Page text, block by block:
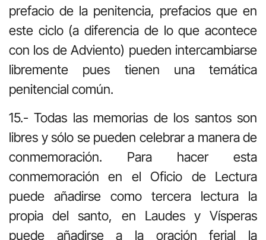
prefacio de la penitencia, prefacios que en
este ciclo (a diferencia de lo que acontece
con los de Adviento) pueden intercambiarse
libremente pues tienen una temática
penitencial común.
15.- Todas las memorias de los santos son
libres y sólo se pueden celebrar a manera de
conmemoración. Para hacer esta
conmemoración en el Oficio de Lectura
puede añadirse como tercera lectura la
propia del santo, en Laudes y Vísperas
puede añadirse a la oración ferial la